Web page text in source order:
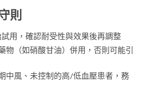
則
用，確認耐受性與效果後再調整
物（如硝酸甘油）併用，否則可能引
中風、未控制的高/低血壓患者，務